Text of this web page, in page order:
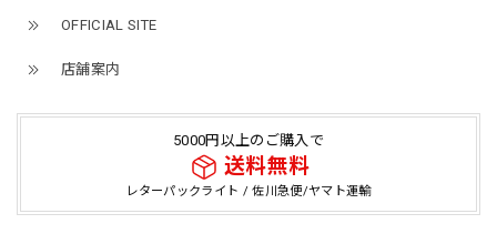
OFFICIAL SITE
店舗案内
5000円以上のご購入で
送料無料
レターパックライト / 佐川急便/ヤマト運輸